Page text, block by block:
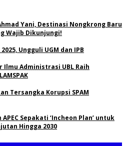
Yani, Destinasi Nongkrong Baru
Wajib Dikunjungi!
Ungguli UGM dan IPB
Administrasi UBL Raih
Tersangka Korupsi SPAM
Sepakati ‘Incheon Plan’ untuk
Hingga 2030